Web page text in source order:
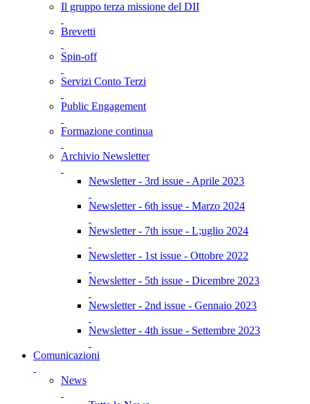
Il gruppo terza missione del DII
Brevetti
Spin-off
Servizi Conto Terzi
Public Engagement
Formazione continua
Archivio Newsletter
Newsletter - 3rd issue - Aprile 2023
Newsletter - 6th issue - Marzo 2024
Newsletter - 7th issue - L;uglio 2024
Newsletter - 1st issue - Ottobre 2022
Newsletter - 5th issue - Dicembre 2023
Newsletter - 2nd issue - Gennaio 2023
Newsletter - 4th issue - Settembre 2023
Comunicazioni
News